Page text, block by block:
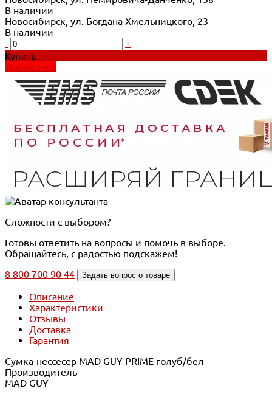
В наличии
Новосибирск, ул. Богдана Хмельницкого, 23
В наличии
-
+
Купить
Добавлено
Сложности с выбором?
Готовы ответить на вопросы и помочь в выборе.
Обращайтесь, с радостью подскажем!
8 800 700 90 44
Задать вопрос о товаре
Описание
Характеристики
Отзывы
Доставка
Гарантия
Сумка-нессесер MAD GUY PRIME голуб/бел
Производитель
MAD GUY